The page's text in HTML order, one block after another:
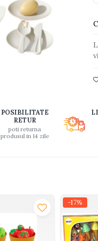
POSIBILITATE
RETUR
poti returna
produsul in 14 zile
-17%